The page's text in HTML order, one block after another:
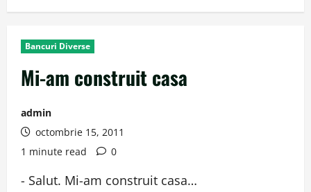
Bancuri Diverse
Mi-am construit casa
admin
octombrie 15, 2011
1 minute read
0
‎- Salut. Mi-am construit casa…